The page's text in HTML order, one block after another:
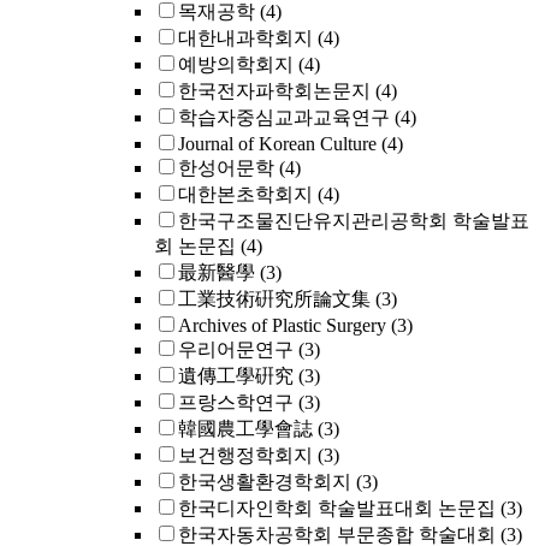
목재공학 (4)
대한내과학회지 (4)
예방의학회지 (4)
한국전자파학회논문지 (4)
학습자중심교과교육연구 (4)
Journal of Korean Culture (4)
한성어문학 (4)
대한본초학회지 (4)
한국구조물진단유지관리공학회 학술발표
회 논문집 (4)
最新醫學 (3)
工業技術硏究所論文集 (3)
Archives of Plastic Surgery (3)
우리어문연구 (3)
遺傳工學硏究 (3)
프랑스학연구 (3)
韓國農工學會誌 (3)
보건행정학회지 (3)
한국생활환경학회지 (3)
한국디자인학회 학술발표대회 논문집 (3)
한국자동차공학회 부문종합 학술대회 (3)